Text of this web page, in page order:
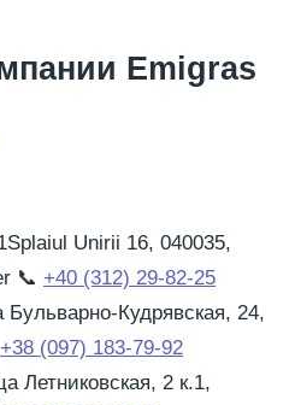
Emigras
Unirii 16, 040035,
📞 +40 (312) 29-82-25
Кудрявская, 24,
+38 (097) 183-79-92
Летниковская, 2 к.1,